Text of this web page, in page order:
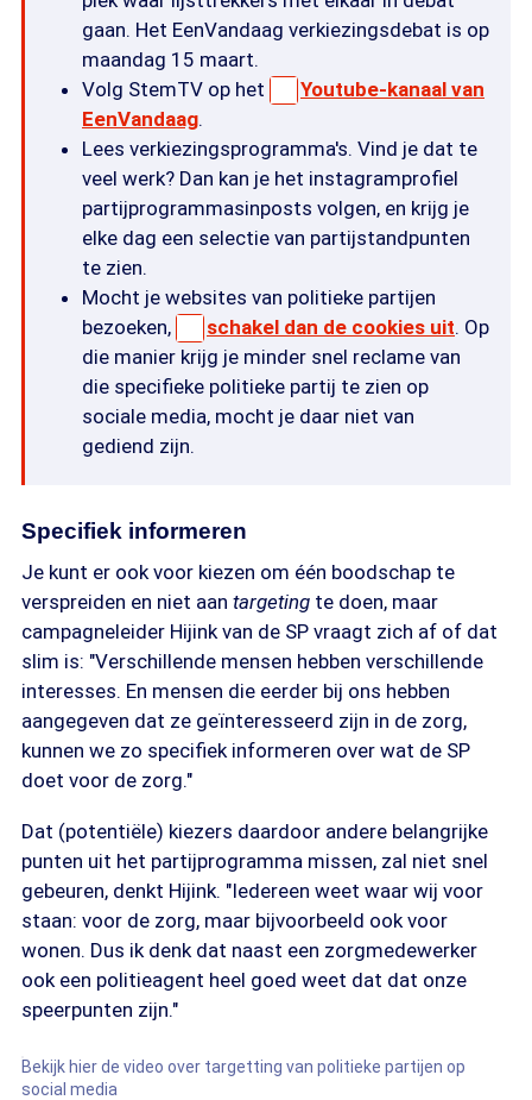
gaan. Het EenVandaag verkiezingsdebat is op
maandag 15 maart.
Volg StemTV op het
Youtube-kanaal van
EenVandaag.
Lees verkiezingsprogramma's. Vind je dat te
veel werk? Dan kan je het instagramprofiel
partijprogrammasinposts volgen, en krijg je
elke dag een selectie van partijstandpunten
te zien.
Mocht je websites van politieke partijen
bezoeken,
schakel dan de cookies uit. Op
die manier krijg je minder snel reclame van
die specifieke politieke partij te zien op
sociale media, mocht je daar niet van
gediend zijn.
Specifiek informeren
Je kunt er ook voor kiezen om één boodschap te
verspreiden en niet aan targeting te doen, maar
campagneleider Hijink van de SP vraagt zich af of dat
slim is: "Verschillende mensen hebben verschillende
interesses. En mensen die eerder bij ons hebben
aangegeven dat ze geïnteresseerd zijn in de zorg,
kunnen we zo specifiek informeren over wat de SP
doet voor de zorg."
Dat (potentiële) kiezers daardoor andere belangrijke
punten uit het partijprogramma missen, zal niet snel
gebeuren, denkt Hijink. "Iedereen weet waar wij voor
staan: voor de zorg, maar bijvoorbeeld ook voor
wonen. Dus ik denk dat naast een zorgmedewerker
ook een politieagent heel goed weet dat dat onze
speerpunten zijn."
Bekijk hier de video over targetting van politieke partijen op
social media